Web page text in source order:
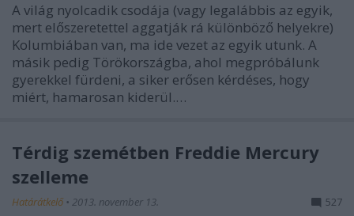
A világ nyolcadik csodája (vagy legalábbis az egyik,
mert előszeretettel aggatják rá különböző helyekre)
Kolumbiában van, ma ide vezet az egyik utunk. A
másik pedig Törökországba, ahol megpróbálunk
gyerekkel fürdeni, a siker erősen kérdéses, hogy
miért, hamarosan kiderül.…
Térdig szemétben Freddie Mercury
szelleme
Határátkelő • 2013. november 13. 527